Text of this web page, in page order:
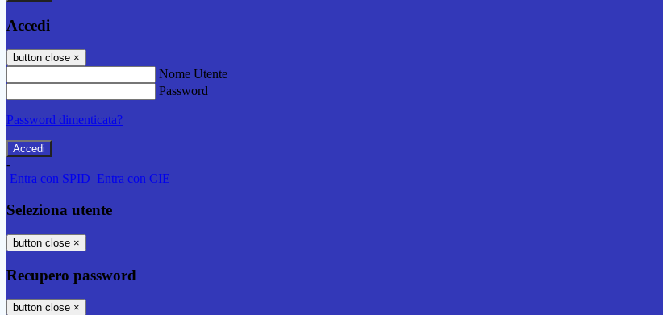
Accedi
button close ×
Nome Utente
Password
Password dimenticata?
-
Entra con SPID Entra con CIE
Seleziona utente
button close ×
Recupero password
button close ×